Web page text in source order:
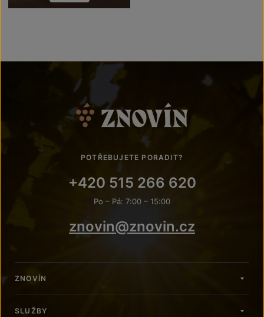
POTŘEBUJETE PORADIT?
+420 515 266 620
Po – Pá: 7:00 – 15:00
znovin@znovin.cz
ZNOVÍN
SLUŽBY